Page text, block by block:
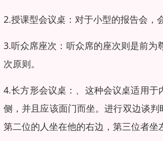
2.授课型会议桌：对于小型的报告会，
3.听众席座次：听众席的座次则是前
次原则。
4.长方形会议桌：、这种会议桌适用
侧，并且应该面门而坐。进行双边谈
第二位的人坐在他的右边，第三位者坐